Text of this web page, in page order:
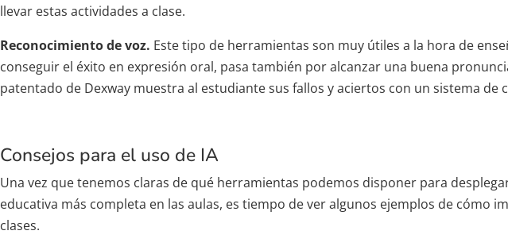
llevar estas actividades a clase.
Reconocimiento de voz. Este tipo de herramientas son muy útiles a la hora de
conseguir el éxito en expresión oral, pasa también por alcanzar una buena
patentado de Dexway muestra al estudiante sus fallos y aciertos con un sistema de
Consejos para el uso de IA
Una vez que tenemos claras de qué herramientas podemos disponer para
educativa más completa en las aulas, es tiempo de ver algunos ejemplos de cómo
clases.